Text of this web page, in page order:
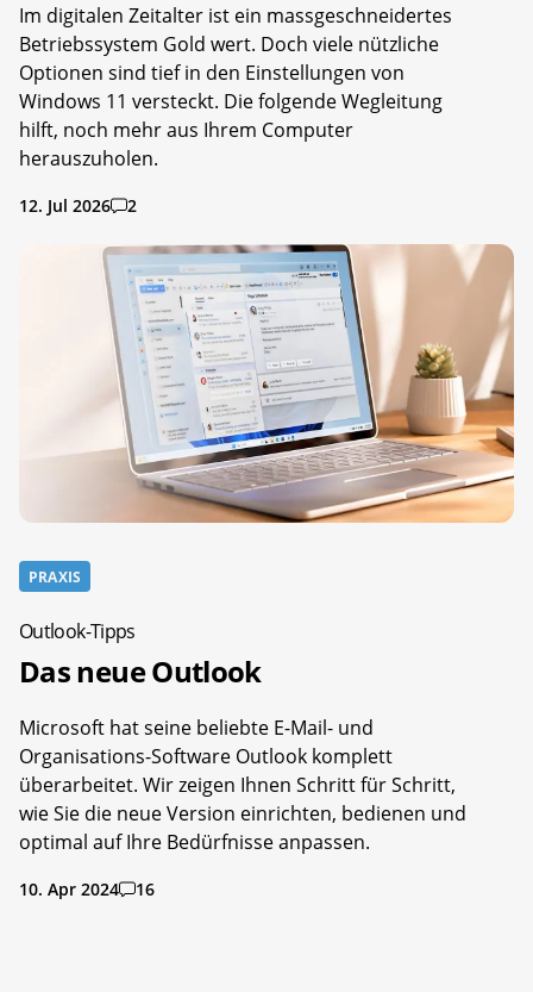
Im digitalen Zeitalter ist ein massgeschneidertes
Betriebssystem Gold wert. Doch viele nützliche
Optionen sind tief in den Einstellungen von
Windows 11 versteckt. Die folgende Wegleitung
hilft, noch mehr aus Ihrem Computer
herauszuholen.
12. Jul 2026 2
PRAXIS
Outlook-Tipps
Das neue Outlook
Microsoft hat seine beliebte E-Mail- und
Organisations-Software Outlook komplett
überarbeitet. Wir zeigen Ihnen Schritt für Schritt,
wie Sie die neue Version einrichten, bedienen und
optimal auf Ihre Bedürfnisse anpassen.
10. Apr 2024 16